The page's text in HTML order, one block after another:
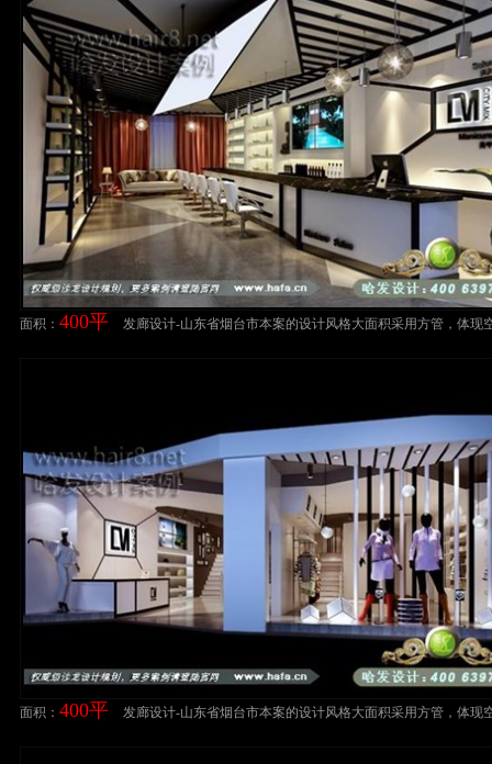
面积： 400平
发廊设计-山东省烟台市本案的设计风格大面积采用方管，体现
面积： 400平
发廊设计-山东省烟台市本案的设计风格大面积采用方管，体现